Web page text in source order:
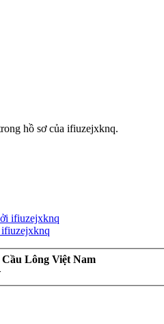
hồ sơ của ifiuzejxknq.
ifiuzejxknq
Lông Việt Nam